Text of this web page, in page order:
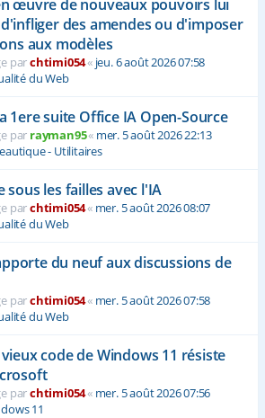
œuvre de nouveaux pouvoirs lui
des amendes ou d'imposer
aux modèles
parchtimi054« jeu. 6 août 2026 07:58
du Web
1ere suite Office IA Open-Source
par rayman95« mer. 5 août 2026 22:13
- Utilitaires
sous les failles avec l'IA
parchtimi054« mer. 5 août 2026 08:07
du Web
du neuf aux discussions de
parchtimi054« mer. 5 août 2026 07:58
du Web
code de Windows 11 résiste
parchtimi054« mer. 5 août 2026 07:56
11